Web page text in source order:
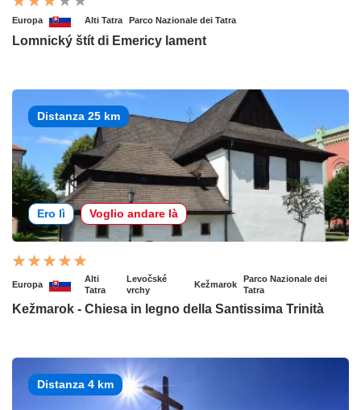
Europa Alti Tatra Parco Nazionale dei Tatra
Lomnický štít di Emericy lament
Distanza 25 km
Ero lì Voglio andare là
Europa
Alti
Tatra
Levočské
vrchy
Kežmarok
Parco Nazionale dei
Tatra
Kežmarok - Chiesa in legno della Santissima Trinità
Distanza 4 km